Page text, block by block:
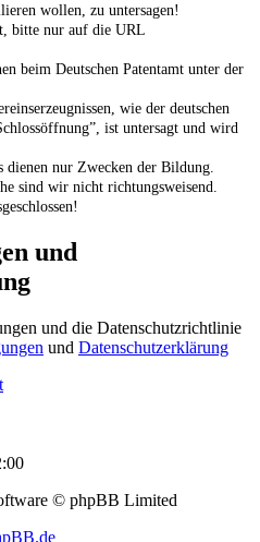
wollen, zu untersagen!
bitte nur auf die URL
beim Deutschen Patentamt unter der
wie der deutschen
ist untersagt und wird
dienen nur Zwecken der Bildung.
sind wir nicht richtungsweisend.
und
und die Datenschutzrichtlinie
und Datenschutzerklärung
© phpBB Limited